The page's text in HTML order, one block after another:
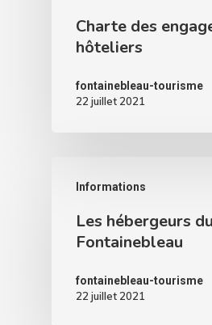
Charte des
hôteliers
fontainebleau-tourisme
22 juillet 2021
Informations
Les hébergeurs
Fontainebleau
fontainebleau-tourisme
22 juillet 2021